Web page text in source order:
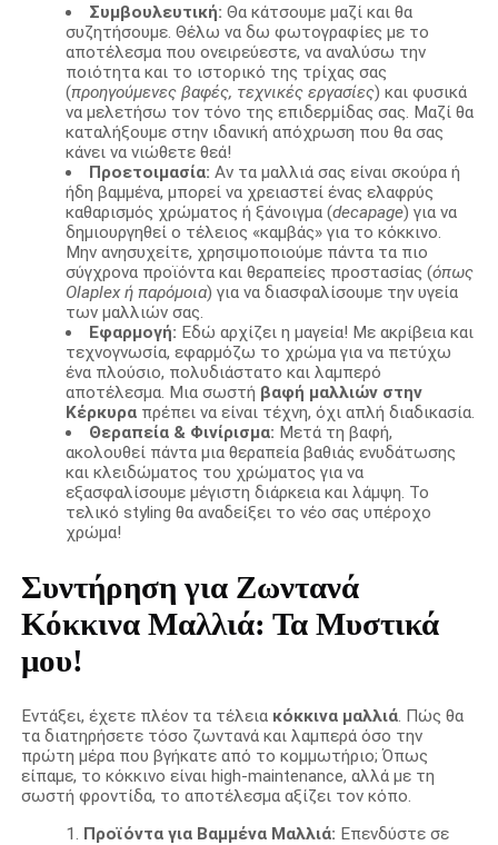
Συμβουλευτική: Θα κάτσουμε μαζί και θα
συζητήσουμε. Θέλω να δω φωτογραφίες με το
αποτέλεσμα που ονειρεύεστε, να αναλύσω την
ποιότητα και το ιστορικό της τρίχας σας
(προηγούμενες βαφές, τεχνικές εργασίες) και φυσικά
να μελετήσω τον τόνο της επιδερμίδας σας. Μαζί θα
καταλήξουμε στην ιδανική απόχρωση που θα σας
κάνει να νιώθετε θεά!
Προετοιμασία: Αν τα μαλλιά σας είναι σκούρα ή
ήδη βαμμένα, μπορεί να χρειαστεί ένας ελαφρύς
καθαρισμός χρώματος ή ξάνοιγμα (decapage) για να
δημιουργηθεί ο τέλειος «καμβάς» για το κόκκινο.
Μην ανησυχείτε, χρησιμοποιούμε πάντα τα πιο
σύγχρονα προϊόντα και θεραπείες προστασίας (όπως
Olaplex ή παρόμοια) για να διασφαλίσουμε την υγεία
των μαλλιών σας.
Εφαρμογή: Εδώ αρχίζει η μαγεία! Με ακρίβεια και
τεχνογνωσία, εφαρμόζω το χρώμα για να πετύχω
ένα πλούσιο, πολυδιάστατο και λαμπερό
αποτέλεσμα. Μια σωστή βαφή μαλλιών στην
Κέρκυρα πρέπει να είναι τέχνη, όχι απλή διαδικασία.
Θεραπεία & Φινίρισμα: Μετά τη βαφή,
ακολουθεί πάντα μια θεραπεία βαθιάς ενυδάτωσης
και κλειδώματος του χρώματος για να
εξασφαλίσουμε μέγιστη διάρκεια και λάμψη. Το
τελικό styling θα αναδείξει το νέο σας υπέροχο
χρώμα!
Συντήρηση για Ζωντανά
Κόκκινα Μαλλιά: Τα Μυστικά
μου!
Εντάξει, έχετε πλέον τα τέλεια κόκκινα μαλλιά. Πώς θα
τα διατηρήσετε τόσο ζωντανά και λαμπερά όσο την
πρώτη μέρα που βγήκατε από το κομμωτήριο; Όπως
είπαμε, το κόκκινο είναι high-maintenance, αλλά με τη
σωστή φροντίδα, το αποτέλεσμα αξίζει τον κόπο.
Προϊόντα για Βαμμένα Μαλλιά: Επενδύστε σε